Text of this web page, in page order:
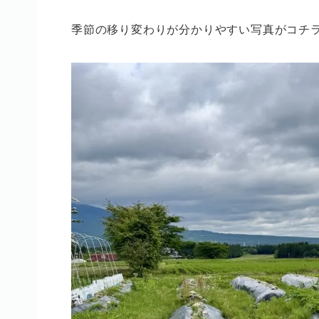
季節の移り変わりが分かりやすい写真がコチ